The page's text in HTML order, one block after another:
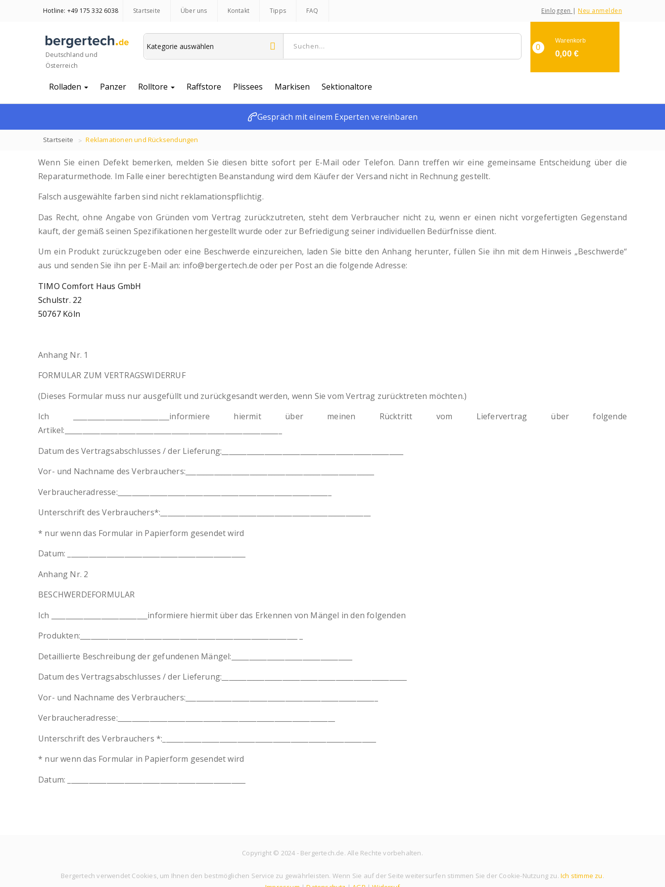
Hotline: +49 175 332 6038 Startseite Über uns Kontakt Tipps FAQ Einloggen | Neu anmelden
Deutschland und
Österreich
0
Warenkorb
0,00 €
Rolladen Panzer Rolltore Raffstore Plissees Markisen Sektionaltore
Gespräch mit einem Experten vereinbaren
Startseite Reklamationen und Rücksendungen
Wenn Sie einen Defekt bemerken, melden Sie diesen bitte sofort per E-Mail oder Telefon. Dann treffen wir eine gemeinsame Entscheidung über die
Reparaturmethode. Im Falle einer berechtigten Beanstandung wird dem Käufer der Versand nicht in Rechnung gestellt.
Falsch ausgewählte farben sind nicht reklamationspflichtig.
Article
Das Recht, ohne Angabe von Gründen vom Vertrag zurückzutreten, steht dem Verbraucher nicht zu, wenn er einen nicht vorgefertigten Gegenstand
kauft, der gemäß seinen Spezifikationen hergestellt wurde oder zur Befriedigung seiner individuellen Bedürfnisse dient.
Um ein Produkt zurückzugeben oder eine Beschwerde einzureichen, laden Sie bitte den Anhang herunter, füllen Sie ihn mit dem Hinweis „Beschwerde“
aus und senden Sie ihn per E-Mail an: info@bergertech.de oder per Post an die folgende Adresse:
TIMO Comfort Haus GmbH
Schulstr. 22
50767 Köln
Anhang Nr. 1
FORMULAR ZUM VERTRAGSWIDERRUF
(Dieses Formular muss nur ausgefüllt und zurückgesandt werden, wenn Sie vom Vertrag zurücktreten möchten.)
Ich ___________________________informiere hiermit über meinen Rücktritt vom Liefervertrag über folgende
Artikel:_____________________________________________________________
Datum des Vertragsabschlusses / der Lieferung:___________________________________________________
Vor- und Nachname des Verbrauchers:_____________________________________________________
Verbraucheradresse:____________________________________________________________
Unterschrift des Verbrauchers*:___________________________________________________________
* nur wenn das Formular in Papierform gesendet wird
Datum: __________________________________________________
Anhang Nr. 2
BESCHWERDEFORMULAR
Ich ___________________________informiere hiermit über das Erkennen von Mängel in den folgenden
Produkten:_____________________________________________________________ _
Detaillierte Beschreibung der gefundenen Mängel:__________________________________
Datum des Vertragsabschlusses / der Lieferung:____________________________________________________
Vor- und Nachname des Verbrauchers:______________________________________________________
Verbraucheradresse:_____________________________________________________________
Unterschrift des Verbrauchers *:____________________________________________________________
* nur wenn das Formular in Papierform gesendet wird
Datum: __________________________________________________
Copyright © 2024 - Bergertech.de. Alle Rechte vorbehalten.
Bergertech verwendet Cookies, um Ihnen den bestmöglichen Service zu gewährleisten. Wenn Sie auf der Seite weitersurfen stimmen Sie der Cookie-Nutzung zu. Ich stimme zu.